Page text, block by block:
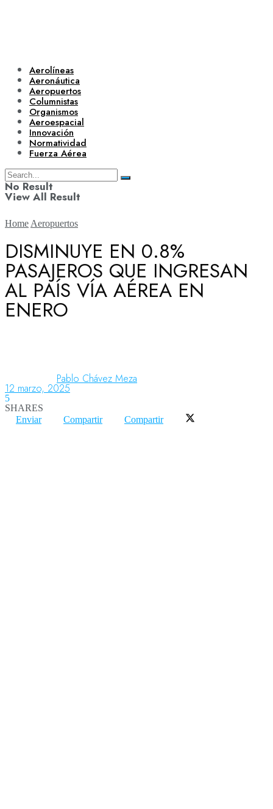
Aerolíneas
Aeronáutica
Aeropuertos
Columnistas
Organismos
Aeroespacial
Innovación
Normatividad
Fuerza Aérea
No Result
View All Result
Aerolíneas
Aeronáutica
Home Aeropuertos
DISMINUYE EN 0.8%
PASAJEROS QUE INGRESAN
AL PAÍS VÍA AÉREA EN
ENERO
Pablo Chávez Meza
12 marzo, 2025
5
SHARES
Enviar
Compartir Compartir